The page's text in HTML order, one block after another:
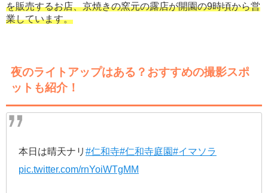
を販売するお店、京焼きの窯元の露店が開園の9時頃から営
業しています。
夜のライトアップはある？おすすめの撮影スポ
ットも紹介！
本日は晴天ナリ #仁和寺#仁和寺庭園#イマソラ
pic.twitter.com/rnYoiWTgMM